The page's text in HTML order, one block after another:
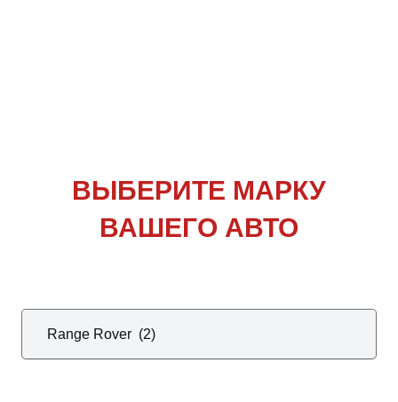
ВЫБЕРИТЕ МАРКУ
ВАШЕГО АВТО